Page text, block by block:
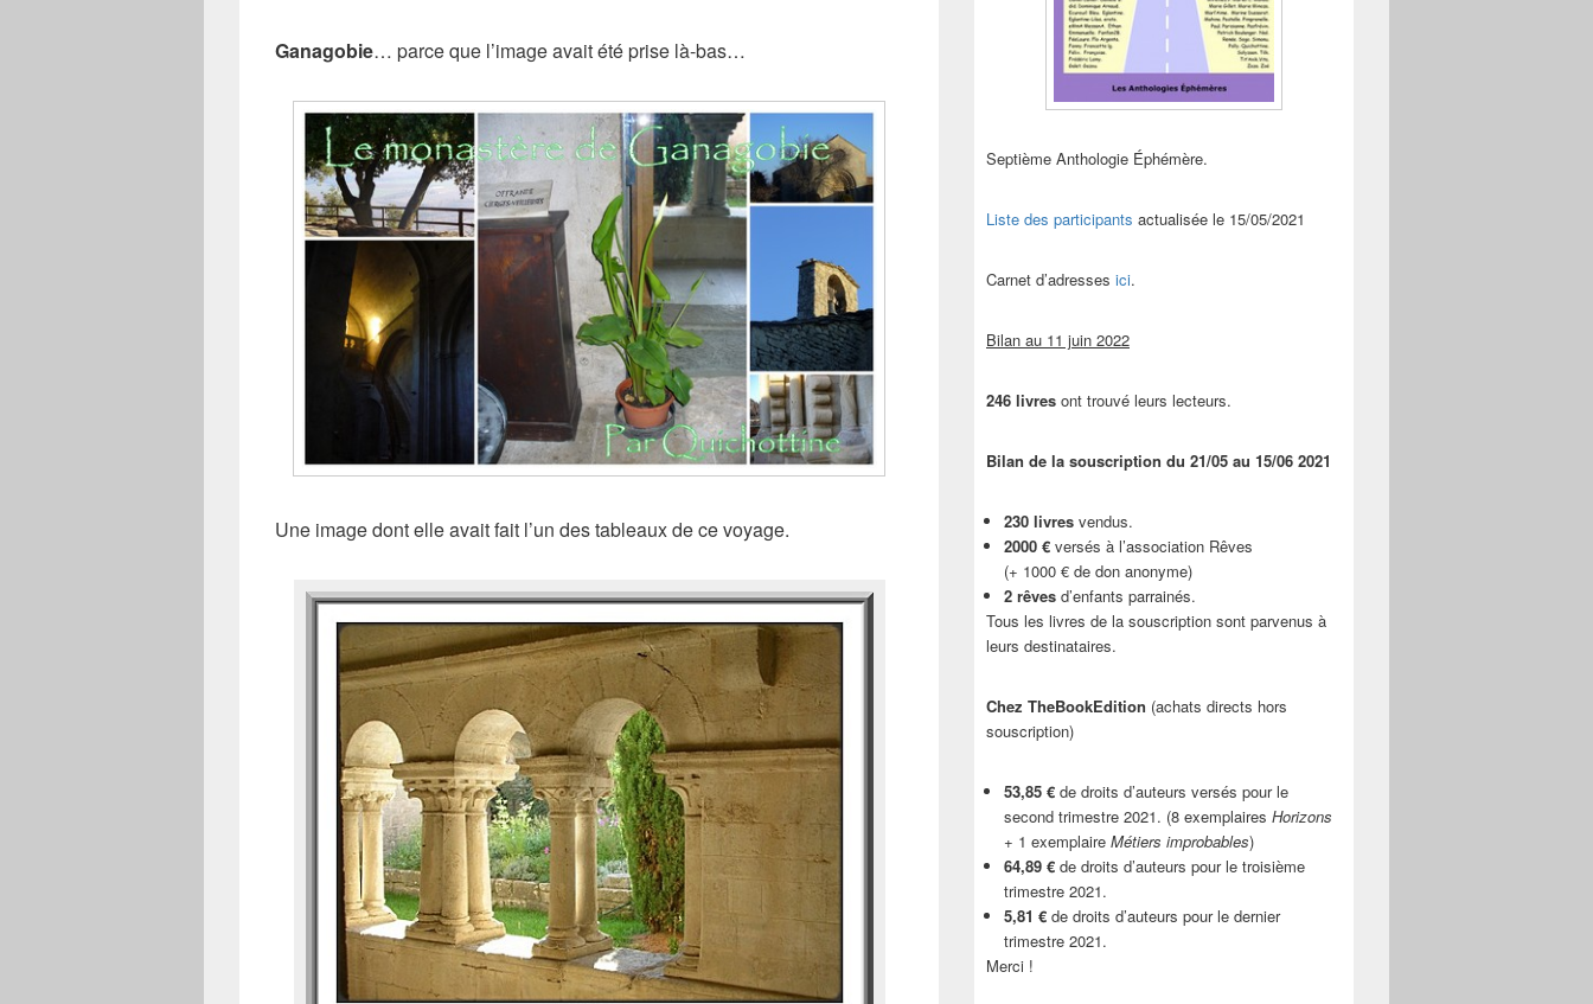
Ganagobie… parce que l’image avait été prise là-bas…
Une image dont elle avait fait l’un des tableaux de ce voyage.
Septième Anthologie Éphémère.
Liste des participants actualisée le 15/05/2021
Carnet d’adresses ici.
Bilan au 11 juin 2022
246 livres ont trouvé leurs lecteurs.
Bilan de la souscription du 21/05 au 15/06 2021
230 livres vendus.
2000 € versés à l’association Rêves
(+ 1000 € de don anonyme)
2 rêves d’enfants parrainés.
Tous les livres de la souscription sont parvenus à
leurs destinataires.
Chez TheBookEdition (achats directs hors
souscription)
53,85 € de droits d’auteurs versés pour le
second trimestre 2021. (8 exemplaires Horizons
+ 1 exemplaire Métiers improbables)
64,89 € de droits d’auteurs pour le troisième
trimestre 2021.
5,81 € de droits d’auteurs pour le dernier
trimestre 2021.
Merci !